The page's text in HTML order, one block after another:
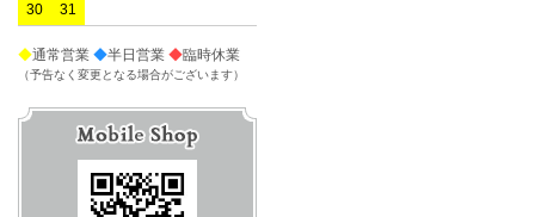
30
31
◆通常営業 ◆半日営業 ◆臨時休業
（予告なく変更となる場合がございます）